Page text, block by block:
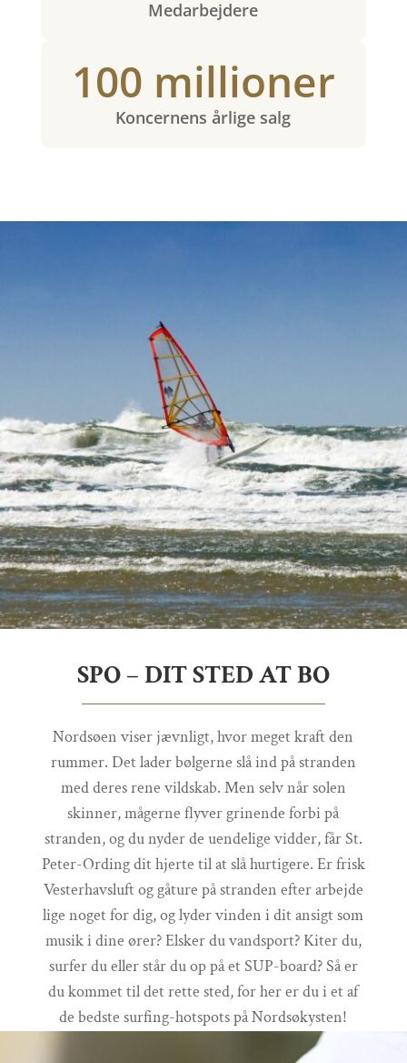
Medarbejdere
100 millioner
Koncernens årlige salg
SPO – DIT STED AT BO
Nordsøen viser jævnligt, hvor meget kraft den
rummer. Det lader bølgerne slå ind på stranden
med deres rene vildskab. Men selv når solen
skinner, mågerne flyver grinende forbi på
stranden, og du nyder de uendelige vidder, får St.
Peter-Ording dit hjerte til at slå hurtigere. Er frisk
Vesterhavsluft og gåture på stranden efter arbejde
lige noget for dig, og lyder vinden i dit ansigt som
musik i dine ører? Elsker du vandsport? Kiter du,
surfer du eller står du op på et SUP-board? Så er
du kommet til det rette sted, for her er du i et af
de bedste surfing-hotspots på Nordsøkysten!